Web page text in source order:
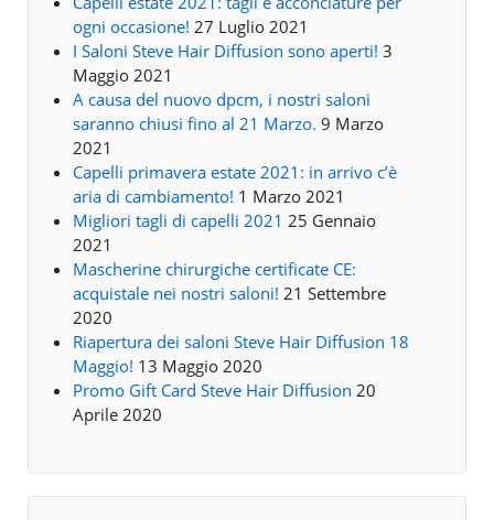
ogni occasione! 27 Luglio 2021
I Saloni Steve Hair Diffusion sono aperti! 3
Maggio 2021
A causa del nuovo dpcm, i nostri saloni
saranno chiusi fino al 21 Marzo. 9 Marzo
2021
Capelli primavera estate 2021: in arrivo c’è
aria di cambiamento! 1 Marzo 2021
Migliori tagli di capelli 2021 25 Gennaio
2021
Mascherine chirurgiche certificate CE:
acquistale nei nostri saloni! 21 Settembre
2020
Riapertura dei saloni Steve Hair Diffusion 18
Maggio! 13 Maggio 2020
Promo Gift Card Steve Hair Diffusion 20
Aprile 2020